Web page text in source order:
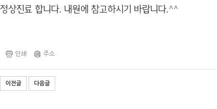
정상진료 합니다. 내원에 참고하시기 바랍니다.^^
인쇄 주소
이전글 다음글